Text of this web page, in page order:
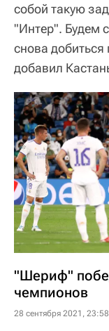
собой такую
"Интер". Будем
снова добиться
добавил
"Шериф"
чемпионов
28 сентября 2021, 23:58